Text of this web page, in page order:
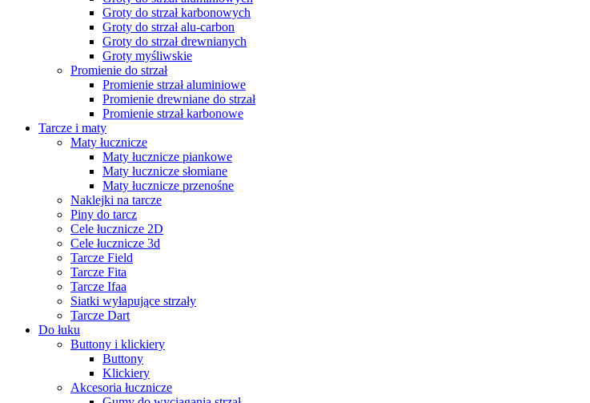
Groty do strzał karbonowych
Groty do strzał alu-carbon
Groty do strzał drewnianych
Groty myśliwskie
Promienie do strzał
Promienie strzał aluminiowe
Promienie drewniane do strzał
Promienie strzał karbonowe
Tarcze i maty
Maty łucznicze
Maty łucznicze piankowe
Maty łucznicze słomiane
Maty łucznicze przenośne
Naklejki na tarcze
Piny do tarcz
Cele łucznicze 2D
Cele łucznicze 3d
Tarcze Field
Tarcze Fita
Tarcze Ifaa
Siatki wyłapujące strzały
Tarcze Dart
Do łuku
Buttony i klickiery
Buttony
Klickiery
Akcesoria łucznicze